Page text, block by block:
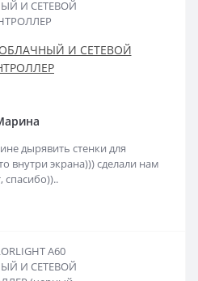
ОБЛАЧНЫЙ И СЕТЕВОЙ
дырявить стенки для
внутри экрана))) сделали нам
спасибо))..